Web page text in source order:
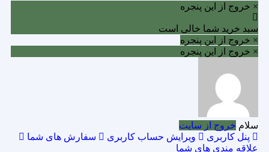
× خروج از این پنجره
سبد خرید شما خالی است
× خروج از این پنجره
× خروج از این پنجره
سلام خروج از سایت
پنل کاربری
ویرایش حساب کاربری
سفارش های شما
علاقه مندی های شما